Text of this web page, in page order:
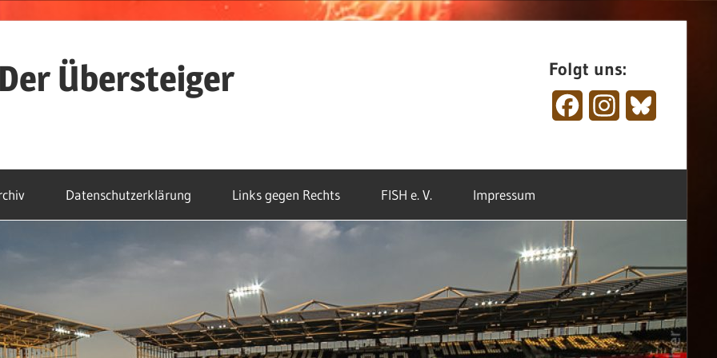
Der Übersteiger Folgt uns:
FacebookInstagram
Datenschutzerklärung Links gegen Rechts FISH e. V. Impressum